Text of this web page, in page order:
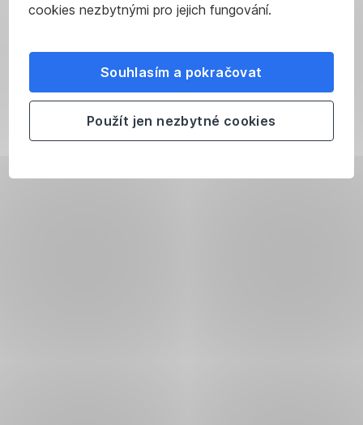
cookies nezbytnými pro jejich fungování.
Souhlasím a pokračovat
Použít jen nezbytné cookies